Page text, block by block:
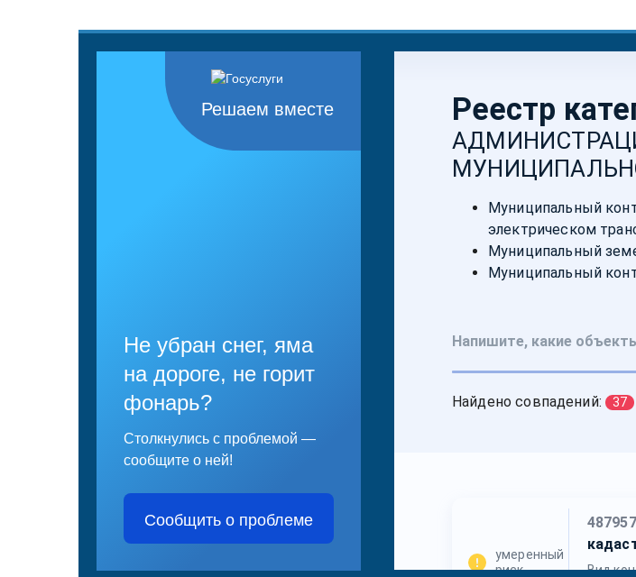
Решаем вместе
Не убран снег, яма
на дороге, не горит
фонарь?
Столкнулись с проблемой —
сообщите о ней!
Сообщить о проблеме